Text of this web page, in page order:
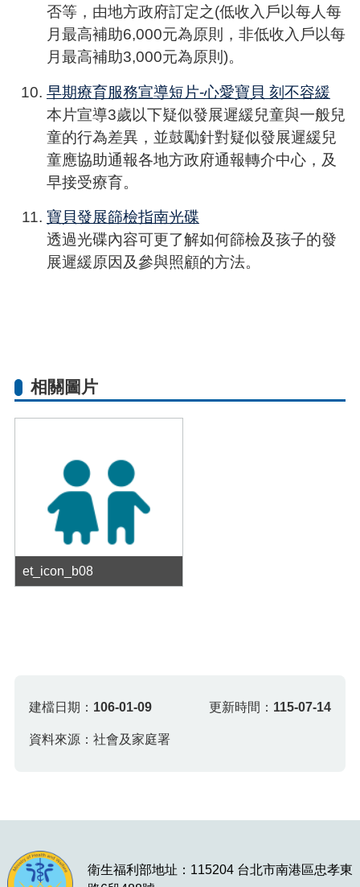
否等，由地方政府訂定之(低收入戶以每人每
月最高補助6,000元為原則，非低收入戶以每
月最高補助3,000元為原則)。
早期療育服務宣導短片-心愛寶貝 刻不容緩
本片宣導3歲以下疑似發展遲緩兒童與一般兒
童的行為差異，並鼓勵針對疑似發展遲緩兒
童應協助通報各地方政府通報轉介中心，及
早接受療育。
寶貝發展篩檢指南光碟
透過光碟內容可更了解如何篩檢及孩子的發
展遲緩原因及參與照顧的方法。
相關圖片
et_icon_b08
建檔日期： 106-01-09 更新時間： 115-07-14
資料來源：社會及家庭署
衛生福利部地址：115204 台北市南港區忠孝東